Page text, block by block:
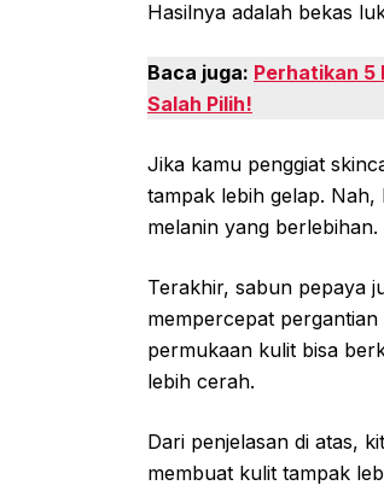
Hasilnya adalah bekas
Baca juga: Perhatikan 5
Salah Pilih!
Jika kamu penggiat
tampak lebih gelap.
melanin yang berlebihan.
Terakhir, sabun pepaya
mempercepat
permukaan kulit bisa
lebih cerah.
Dari penjelasan di atas,
membuat kulit tampak